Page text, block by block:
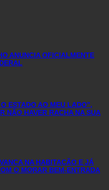
ANUNCIA OFICIALMENTE
ESTADO AO MEU LADO”,
NÃO HAVER RACHA NA SUA
NA HABITAÇÃO E JÁ
O MORAR BEM-ENTRADA